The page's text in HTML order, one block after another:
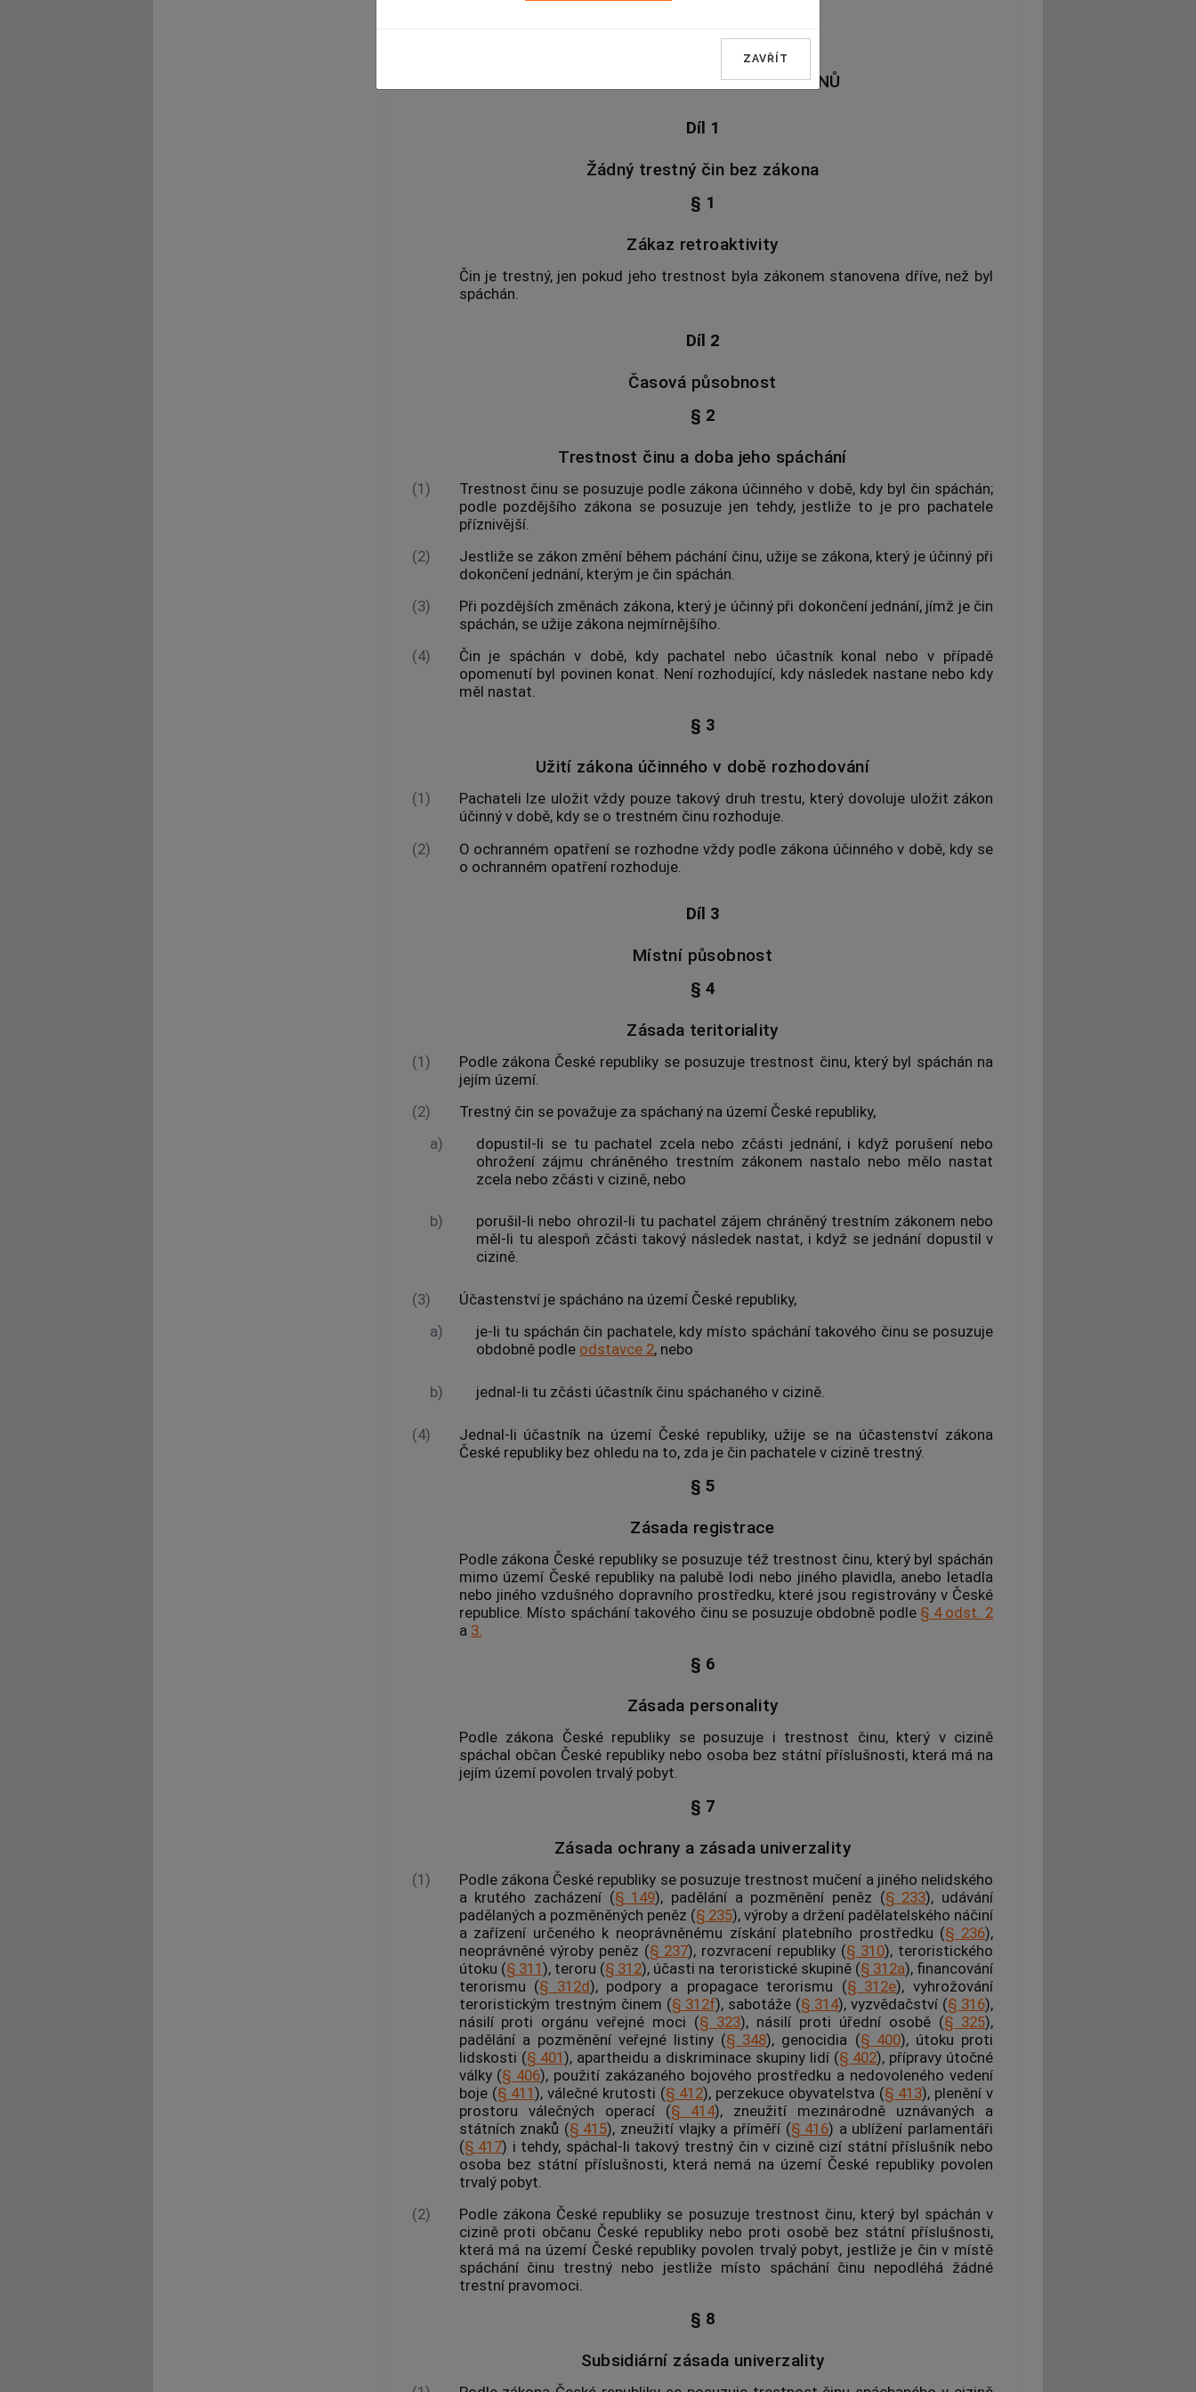
HLAVA I
PŮSOBNOST TRESTNÍCH ZÁKONŮ
Díl 1
Žádný trestný čin bez zákona
§ 1
Zákaz retroaktivity
Čin je trestný, jen pokud jeho trestnost byla zákonem stanovena dříve, než byl
spáchán.
Díl 2
Časová působnost
§ 2
Trestnost činu a doba jeho spáchání
(1)
Trestnost činu se posuzuje podle zákona účinného v době, kdy byl čin spáchán;
podle pozdějšího zákona se posuzuje jen tehdy, jestliže to je pro pachatele
příznivější.
(2)
Jestliže se zákon změní během páchání činu, užije se zákona, který je účinný při
dokončení jednání, kterým je čin spáchán.
(3)
Při pozdějších změnách zákona, který je účinný při dokončení jednání, jímž je čin
spáchán, se užije zákona nejmírnějšího.
(4)
Čin je spáchán v době, kdy pachatel nebo účastník konal nebo v případě
opomenutí byl povinen konat. Není rozhodující, kdy následek nastane nebo kdy
měl nastat.
§ 3
Užití zákona účinného v době rozhodování
(1)
Pachateli lze uložit vždy pouze takový druh trestu, který dovoluje uložit zákon
účinný v době, kdy se o trestném činu rozhoduje.
(2)
O ochranném opatření se rozhodne vždy podle zákona účinného v době, kdy se
o ochranném opatřenírozhoduje.
Díl 3
Místní působnost
§ 4
Zásada teritoriality
(1)
Podle zákona České republiky se posuzuje trestnost činu, který byl spáchán na
jejím území.
(2)
Trestný čin se považuje za spáchaný na území České republiky,
a)
dopustil-li se tu pachatel zcela nebo zčásti jednání, i když porušení nebo
ohrožení zájmu chráněného trestním zákonem nastalo nebo mělo nastat
zcela nebo zčásti v cizině, nebo
b) porušil-li nebo ohrozil-li tu pachatel zájem chráněný trestním zákonem nebo
měl-li tu alespoň zčásti takový následek nastat, i když se jednání dopustil v
cizině.
(3)
Účastenství je spácháno na území České republiky,
a)
je-li tu spáchán čin pachatele, kdy místo spáchání takového činu se posuzuje
obdobně podle odstavce 2, nebo
b) jednal-li tu zčásti účastník činu spáchaného v cizině.
(4)
Jednal-li účastník na území České republiky, užije se na účastenství zákona
České republiky bez ohledu na to, zda je čin pachatele v cizině trestný.
§ 5
Zásada registrace
Podle zákona České republiky se posuzuje též trestnost činu, který byl spáchán
mimo území České republiky na palubě lodi nebo jiného plavidla, anebo letadla
nebo jiného vzdušného dopravního prostředku, které jsou registrovány v České
republice. Místo spáchání takového činu se posuzuje obdobně podle § 4 odst. 2
a 3.
§ 6
Zásada personality
Podle zákona České republiky se posuzuje i trestnost činu, který v cizině
spáchal občan České republiky nebo osoba bez státní příslušnosti, která má na
jejím území povolen trvalý pobyt.
§ 7
Zásada ochrany a zásada univerzality
(1)
Podle zákona České republiky se posuzuje trestnost mučení a jiného nelidského
a krutého zacházení (§ 149), padělání a pozměnění peněz (§ 233), udávání
padělaných a pozměněných peněz (§ 235), výroby a držení padělatelského náčiní
a zařízení určeného k neoprávněnému získání platebního prostředku (§ 236),
neoprávněné výroby peněz (§ 237), rozvracení republiky (§ 310), teroristického
útoku (§ 311), teroru (§ 312), účasti na teroristické skupině(§ 312a), financování
terorismu (§ 312d), podpory a propagace terorismu (§ 312e), vyhrožování
teroristickým trestným činem (§ 312f), sabotáže (§ 314), vyzvědačství (§ 316),
násilí proti orgánu veřejné moci (§ 323), násilí proti úřední osobě (§ 325),
padělání a pozměnění veřejné listiny (§ 348), genocidia (§ 400), útoku proti
lidskosti (§ 401), apartheidu a diskriminace skupiny lidí (§ 402), přípravy útočné
války (§ 406), použití zakázaného bojového prostředku a nedovoleného vedení
boje (§ 411), válečné krutosti (§ 412), perzekuce obyvatelstva (§ 413), plenění v
prostoru válečných operací (§ 414), zneužití mezinárodně uznávaných a
státních znaků (§ 415), zneužití vlajky a příměří (§ 416) a ublížení parlamentáři
(§ 417) i tehdy, spáchal-li takový trestný čin v cizině cizí státní příslušník nebo
osoba bez státní příslušnosti, která nemá na území České republiky povolen
trvalý pobyt.
(2)
Podle zákona České republiky se posuzuje trestnost činu, který byl spáchán v
cizině proti občanu České republiky nebo proti osobě bez státní příslušnosti,
která má na území České republiky povolen trvalý pobyt, jestliže je čin v místě
spáchání činu trestný nebo jestliže místo spáchání činu nepodléhá žádné
trestní pravomoci.
§ 8
Subsidiární zásada univerzality
ZAVŘÍT